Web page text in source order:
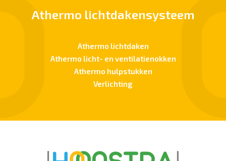
Athermo lichtdakensysteem
Athermo lichtdaken
Athermo licht- en ventilatienokken
Athermo hulpstukken
Verlichting